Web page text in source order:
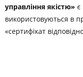
управління якістю» є
використовуються в
«сертифікат